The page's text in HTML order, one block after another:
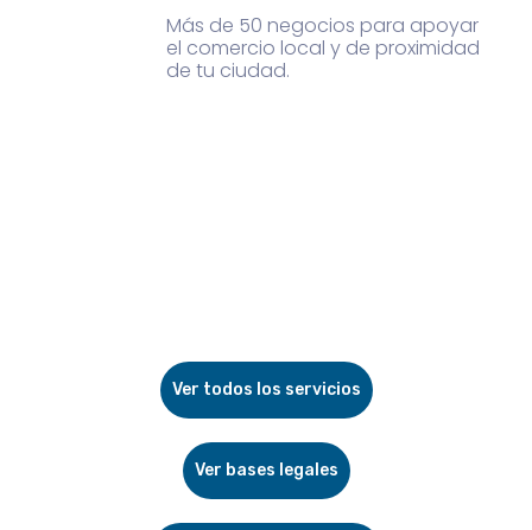
Más de 50 negocios para apoyar
el comercio local y de proximidad
de tu ciudad.
Ver todos los servicios
Ver bases legales